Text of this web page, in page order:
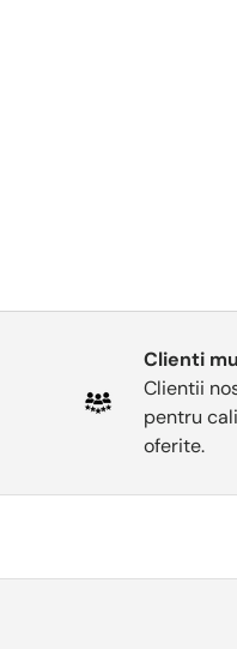
Clienti
Clientii
pentru
oferite.